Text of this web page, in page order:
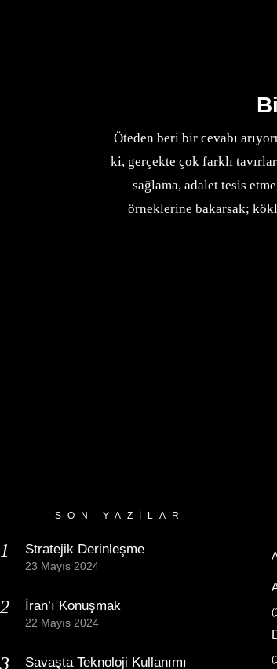
Öteden beri bir cevabı
ki, gerçekte çok farklı
sağlama, adalet tesis
örneklerine bakarsak;
SON YAZILAR
Stratejik Derinleşme
23 Mayıs 2024
İran’ı Konuşmak
22 Mayıs 2024
Savaşta Teknoloji Kullanımı